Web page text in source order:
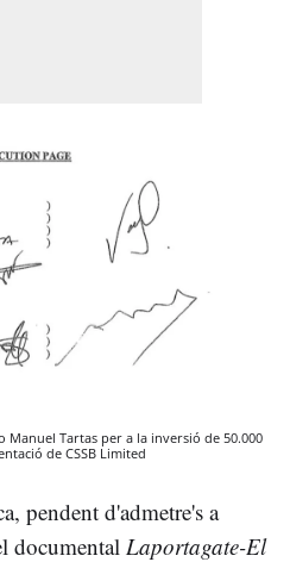
Tartas per a la inversió de 50.000
de CSSB Limited
pendent d'admetre's a
documental Laportagate-El